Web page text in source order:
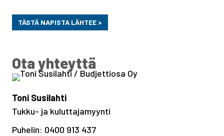
TÄSTÄ NAPISTA LÄHTEE >
Ota yhteyttä
Toni Susilahti
Tukku- ja kuluttajamyynti
Puhelin: 0400 913 437